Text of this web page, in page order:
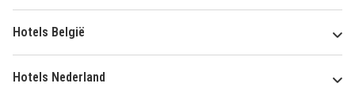
Hotels België
Hotels Nederland